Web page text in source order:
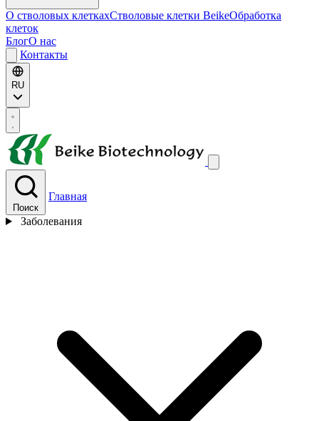
О стволовых клеткахСтволовые клетки BeikeОбработка
клеток
БлогО нас
Контакты
RU
Поиск
Главная
Заболевания